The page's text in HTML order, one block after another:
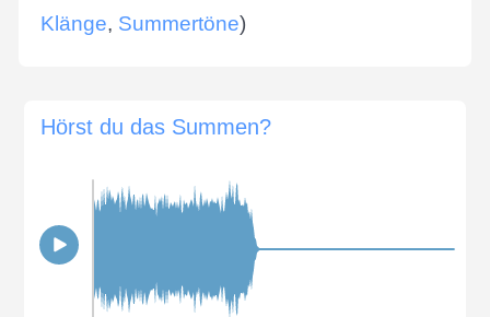
Klänge, Summertöne)
Hörst du das Summen?